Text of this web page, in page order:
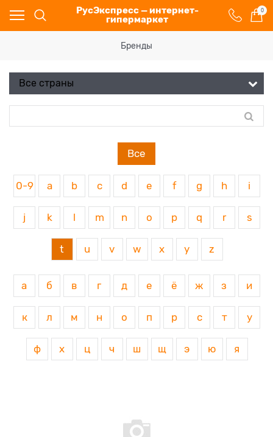
РусЭкспресс — интернет-
гипермаркет
0
Бренды
Все
0-9 a b c d e f g h i
j k m n o p q r s
t u v w x y z
а б в г д е ё ж з и
к л м н о п р с т у
ф х ц ч ш щ э ю я